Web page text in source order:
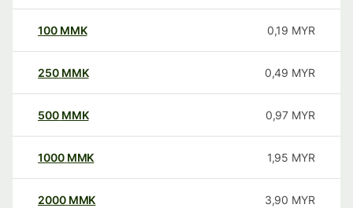
100 MMK 0,19 MYR
250 MMK 0,49 MYR
500 MMK 0,97 MYR
1000 MMK 1,95 MYR
2000 MMK 3,90 MYR